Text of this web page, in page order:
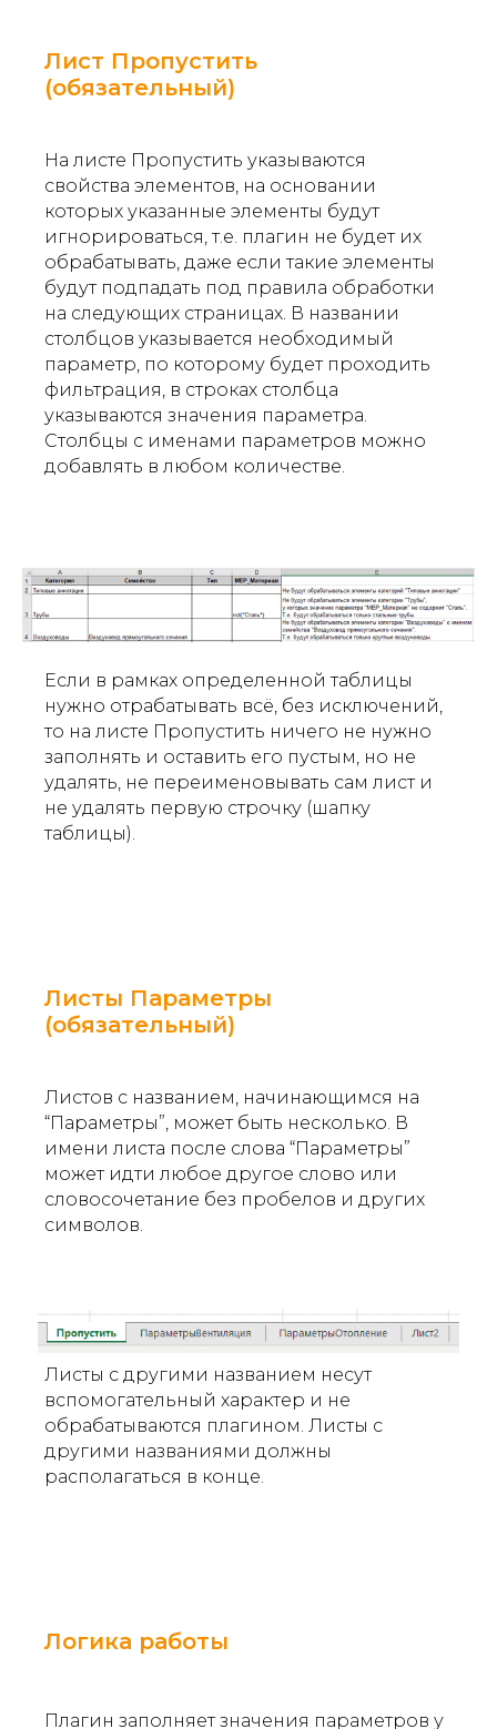
Лист Пропустить
(обязательный)
На листе Пропустить указываются
свойства элементов, на основании
которых указанные элементы будут
игнорироваться, т.е. плагин не будет их
обрабатывать, даже если такие элементы
будут подпадать под правила обработки
на следующих страницах. В названии
столбцов указывается необходимый
параметр, по которому будет проходить
фильтрация, в строках столбца
указываются значения параметра.
Столбцы с именами параметров можно
добавлять в любом количестве.
Если в рамках определенной таблицы
нужно отрабатывать всё, без исключений,
то на листе Пропустить ничего не нужно
заполнять и оставить его пустым, но не
удалять, не переименовывать сам лист и
не удалять первую строчку (шапку
таблицы).
Листы Параметры
(обязательный)
Листов с названием, начинающимся на
“Параметры”, может быть несколько. В
имени листа после слова “Параметры”
может идти любое другое слово или
словосочетание без пробелов и других
символов.
Листы с другими названием несут
вспомогательный характер и не
обрабатываются плагином. Листы с
другими названиями должны
располагаться в конце.
Логика работы
Плагин заполняет значения параметров у